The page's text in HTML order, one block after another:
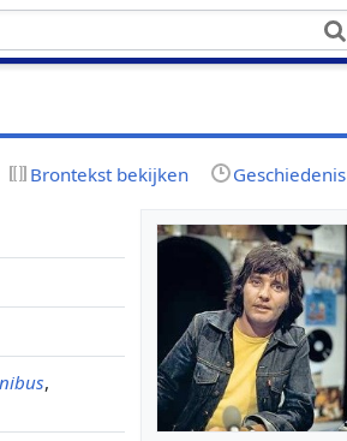
Brontekst bekijken Geschiedenis
,